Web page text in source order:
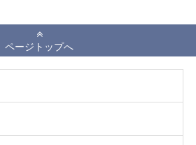
ページトップへ